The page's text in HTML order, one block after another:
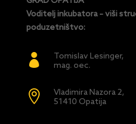
Voditelj inkubatora – viši
poduzetništvo:

Tomislav Lesinger,
mag. oec.

Vladimira Nazora 2,
51410 Opatija